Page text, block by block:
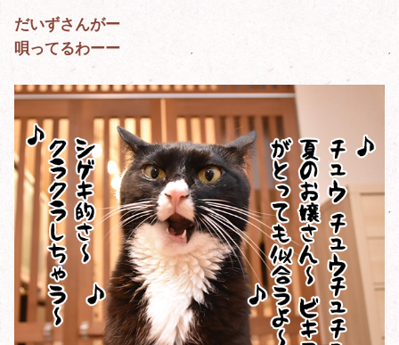
だいずさんがー
唄ってるわーー